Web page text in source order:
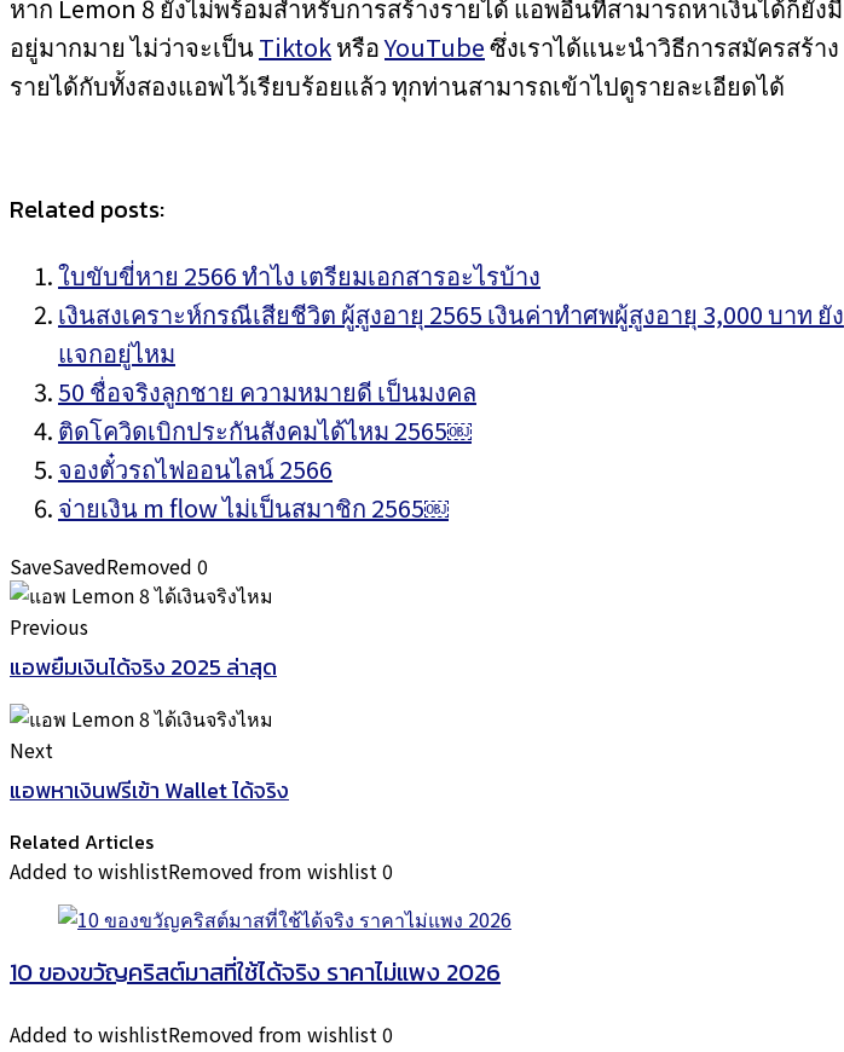
หาก Lemon 8 ยังไม่พร้อมสำหรับการสร้างรายได้ แอพอื่นที่สามารถหาเงินได้ก็ยังมี
อยู่มากมาย ไม่ว่าจะเป็นTiktokหรือYouTubeซึ่งเราได้แนะนำวิธีการสมัครสร้าง
รายได้กับทั้งสองแอพไว้เรียบร้อยแล้ว ทุกท่านสามารถเข้าไปดูรายละเอียดได้
Related posts:
ใบขับขี่หาย 2566 ทำไง เตรียมเอกสารอะไรบ้าง
เงินสงเคราะห์กรณีเสียชีวิต ผู้สูงอายุ 2565 เงินค่าทำศพผู้สูงอายุ 3,000 บาท ยัง
แจกอยู่ไหม
50 ชื่อจริงลูกชาย ความหมายดี เป็นมงคล
ติดโควิดเบิกประกันสังคมได้ไหม 2565￼
จองตั๋วรถไฟออนไลน์ 2566
จ่ายเงิน m flow ไม่เป็นสมาชิก 2565￼
SaveSavedRemoved 0
Previous
แอพยืมเงินได้จริง 2025 ล่าสุด
Next
แอพหาเงินฟรีเข้า Wallet ได้จริง
Related Articles
Added to wishlistRemoved from wishlist0
10 ของขวัญคริสต์มาสที่ใช้ได้จริง ราคาไม่แพง 2026
Added to wishlistRemoved from wishlist0